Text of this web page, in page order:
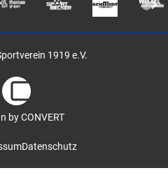
1919 e.V.
by CONVERT
Datenschutz